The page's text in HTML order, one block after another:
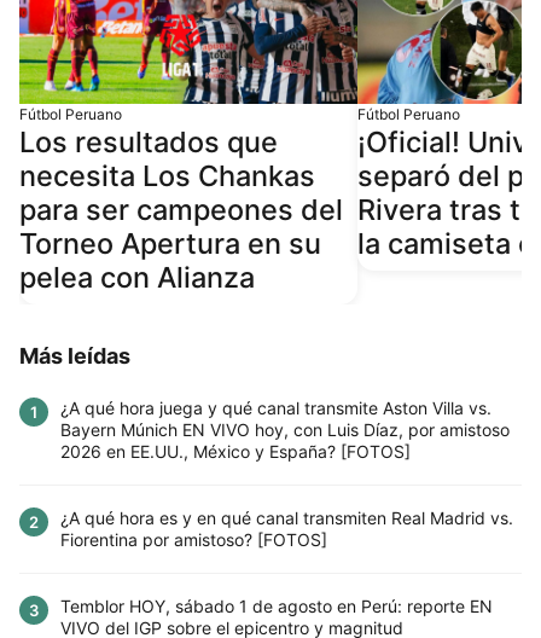
Fútbol Peruano
Los resultados que
necesita Los Chankas
para ser campeones del
Torneo Apertura en su
pelea con Alianza
Fútbol Peruano
¡Oficial!
separó del
Rivera tras
la camiseta
Más leídas
1
¿A qué hora juega y qué canal transmite Aston Villa vs.
Bayern Múnich EN VIVO hoy, con Luis Díaz, por amistoso
2026 en EE.UU., México y España? [FOTOS]
2
¿A qué hora es y en qué canal transmiten Real Madrid vs.
Fiorentina por amistoso? [FOTOS]
3
Temblor HOY, sábado 1 de agosto en Perú: reporte EN
VIVO del IGP sobre el epicentro y magnitud